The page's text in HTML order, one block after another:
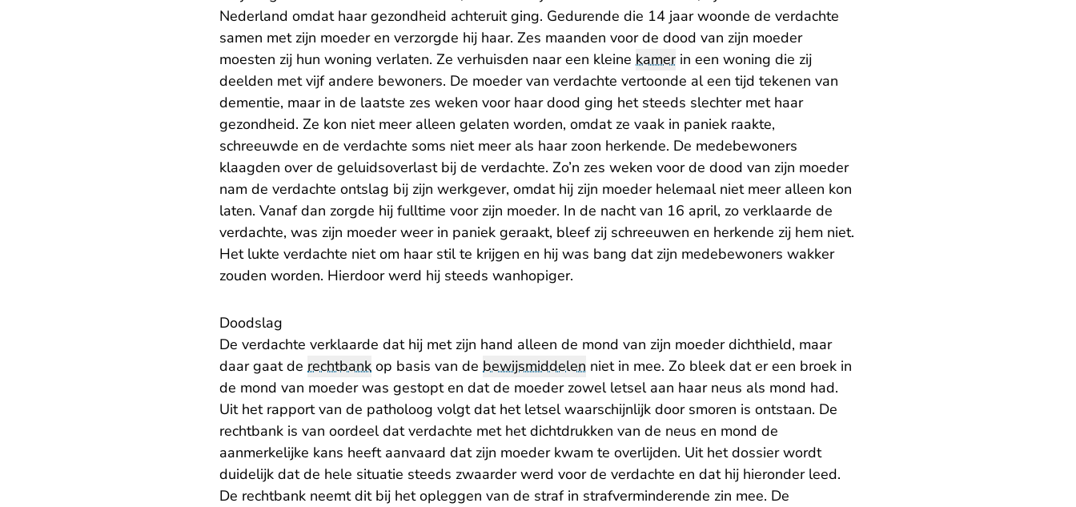
Nederland omdat haar gezondheid achteruit ging. Gedurende die 14 jaar woonde de verdachte
samen met zijn moeder en verzorgde hij haar. Zes maanden voor de dood van zijn moeder
moesten zij hun woning verlaten. Ze verhuisden naar een kleine kamerin een woning die zij
deelden met vijf andere bewoners. De moeder van verdachte vertoonde al een tijd tekenen van
dementie, maar in de laatste zes weken voor haar dood ging het steeds slechter met haar
gezondheid. Ze kon niet meer alleen gelaten worden, omdat ze vaak in paniek raakte,
schreeuwde en de verdachte soms niet meer als haar zoon herkende. De medebewoners
klaagden over de geluidsoverlast bij de verdachte. Zo’n zes weken voor de dood van zijn moeder
nam de verdachte ontslag bij zijn werkgever, omdat hij zijn moeder helemaal niet meer alleen kon
laten. Vanaf dan zorgde hij fulltime voor zijn moeder. In de nacht van 16 april, zo verklaarde de
verdachte, was zijn moeder weer in paniek geraakt, bleef zij schreeuwen en herkende zij hem niet.
Het lukte verdachte niet om haar stil te krijgen en hij was bang dat zijn medebewoners wakker
zouden worden. Hierdoor werd hij steeds wanhopiger.
Doodslag
De verdachte verklaarde dat hij met zijn hand alleen de mond van zijn moeder dichthield, maar
daar gaat de rechtbank op basis van de bewijsmiddelen niet in mee. Zo bleek dat er een broek in
de mond van moeder was gestopt en dat de moeder zowel letsel aan haar neus als mond had.
Uit het rapport van de patholoog volgt dat het letsel waarschijnlijk door smoren is ontstaan. De
rechtbank is van oordeel dat verdachte met het dichtdrukken van de neus en mond de
aanmerkelijke kans heeft aanvaard dat zijn moeder kwam te overlijden. Uit het dossier wordt
duidelijk dat de hele situatie steeds zwaarder werd voor de verdachte en dat hij hieronder leed.
De rechtbank neemt dit bij het opleggen van de straf in strafverminderende zin mee. De